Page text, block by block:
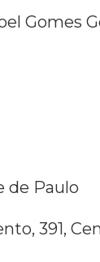
Gomes
de Paulo
391,